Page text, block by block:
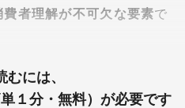
者理解が不可欠な要素で
むには、
１分・無料）が必要です